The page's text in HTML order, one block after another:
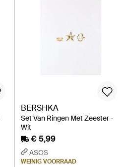
BERSHKA
Set Van Ringen Met Zeester -
Wit
€ 5,99
ASOS
WEINIG VOORRAAD